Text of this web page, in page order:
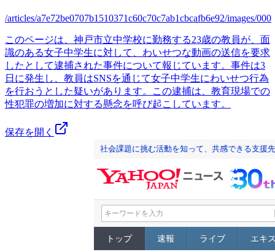
/articles/a7e72be0707b1510371c60c70c7ab1cbcafb6e92/images/000
このページは、神戸市立中学校に勤務する23歳の教員が、面
識のある女子中学生に対して、わいせつな動画の送信を要求
したとして逮捕された事件について報じています。事件は3
日に発生し、教員はSNSを通じて女子中学生にわいせつ行為
を行おうとした疑いがあります。この逮捕は、教育現場での
性犯罪の増加に対する懸念を呼び起こしています。
保存を開く